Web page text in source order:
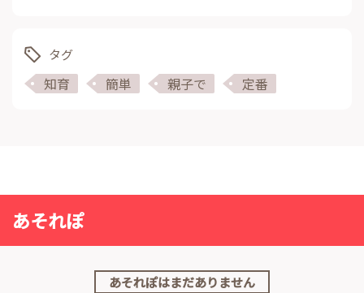
タグ
知育 簡単 親子で 定番
あそれぽ
あそれぽはまだありません